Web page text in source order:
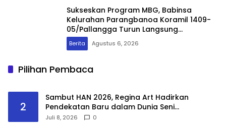
Sukseskan Program MBG, Babinsa
Kelurahan Parangbanoa Koramil 1409-
05/Pallangga Turun Langsung
Pendampingan di Sekolah
Berita Agustus 6, 2026
Pilihan Pembaca
2
Sambut HAN 2026, Regina Art Hadirkan
Pendekatan Baru dalam Dunia Seni
Pertunjukkan melalui Pementasan Fantasy
Juli 8, 2026 0